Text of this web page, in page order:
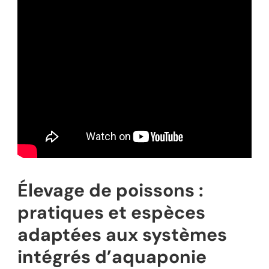
Élevage de poissons :
pratiques et espèces
adaptées aux systèmes
intégrés d’aquaponie